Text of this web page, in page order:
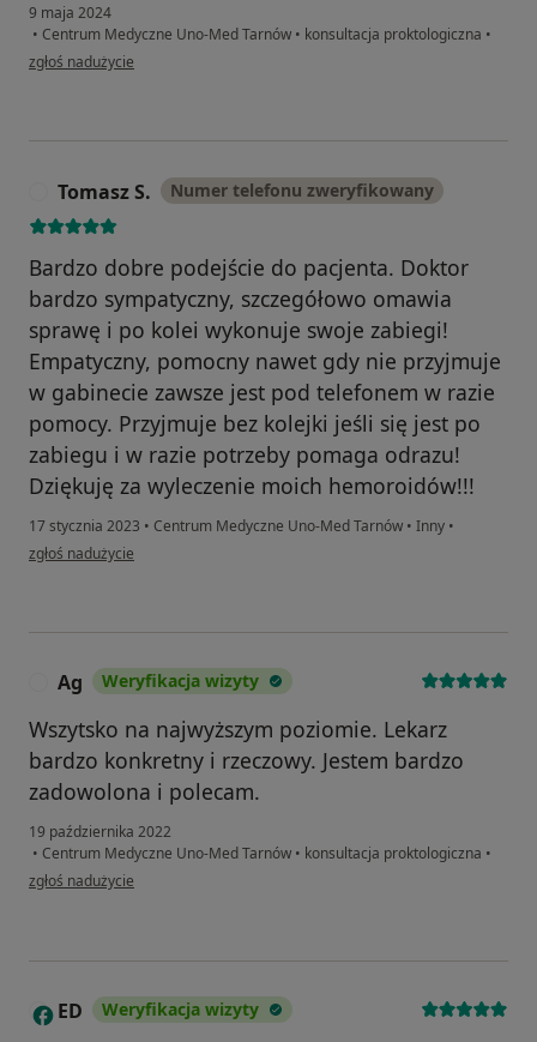
9 maja 2024
• Centrum Medyczne Uno-Med Tarnów • konsultacja proktologiczna •
w opinii użytkownika kamil
zgłoś nadużycie
Tomasz S. Numer telefonu zweryfikowany
Bardzo dobre podejście do pacjenta. Doktor
bardzo sympatyczny, szczegółowo omawia
sprawę i po kolei wykonuje swoje zabiegi!
Empatyczny, pomocny nawet gdy nie przyjmuje
w gabinecie zawsze jest pod telefonem w razie
pomocy. Przyjmuje bez kolejki jeśli się jest po
zabiegu i w razie potrzeby pomaga odrazu!
Dziękuję za wyleczenie moich hemoroidów!!!
17 stycznia 2023 • Centrum Medyczne Uno-Med Tarnów • Inny •
w opinii użytkownika Tomasz S.
zgłoś nadużycie
Ag Weryfikacja wizyty
Wszytsko na najwyższym poziomie. Lekarz
bardzo konkretny i rzeczowy. Jestem bardzo
zadowolona i polecam.
19 października 2022
• Centrum Medyczne Uno-Med Tarnów • konsultacja proktologiczna •
w opinii użytkownika Ag
zgłoś nadużycie
E ED Weryfikacja wizyty